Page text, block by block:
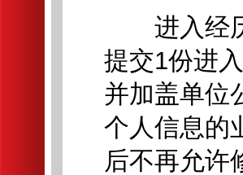
进入经历
提交1份进
并加盖单位
个人信息的
后不再允许